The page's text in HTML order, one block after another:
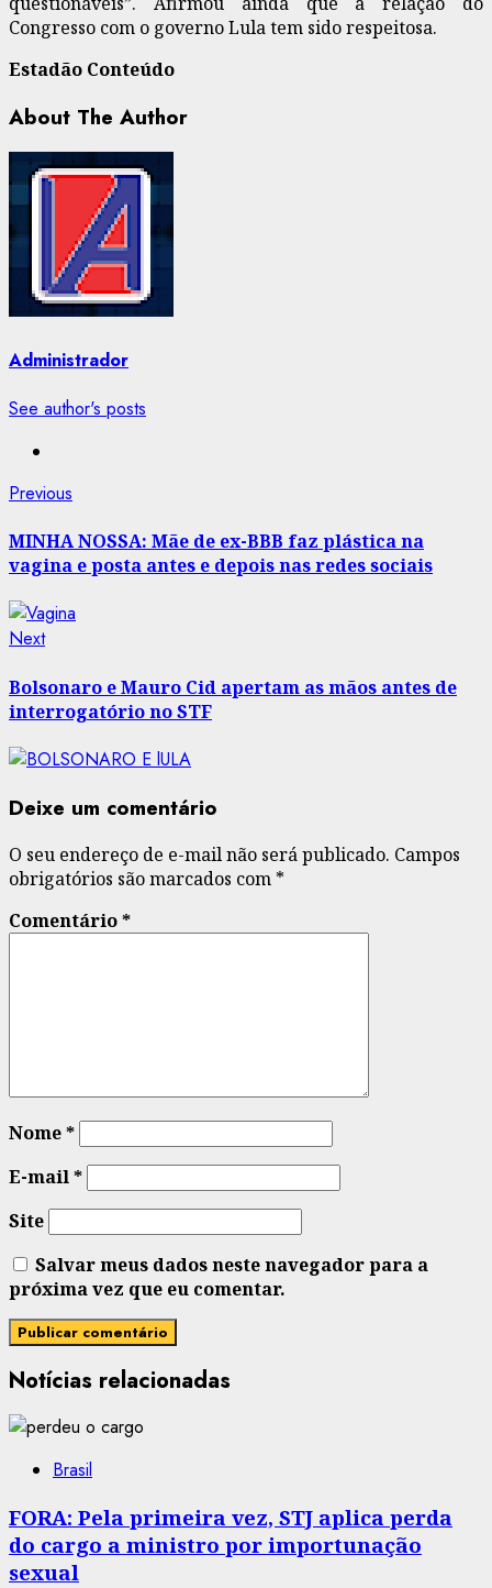
Congresso com o governo Lula tem sido respeitosa.
Estadão Conteúdo
About The Author
Administrador
See author's posts
Post
navigation
Previous
MINHA NOSSA: Mãe de ex-BBB faz plástica na
vagina e posta antes e depois nas redes sociais
NextNext
Bolsonaro e Mauro Cid apertam as mãos antes de
interrogatório no STF
Deixe um comentário
O seu endereço de e-mail não será publicado. Campos
obrigatórios são marcados com *
Comentário*
Nome*
E-mail*
Site
Salvar meus dados neste navegador para a
próxima vez que eu comentar.
Notícias relacionadas
Brasil
FORA: Pela primeira vez, STJ aplica perda
do cargo a ministro por importunação
sexual